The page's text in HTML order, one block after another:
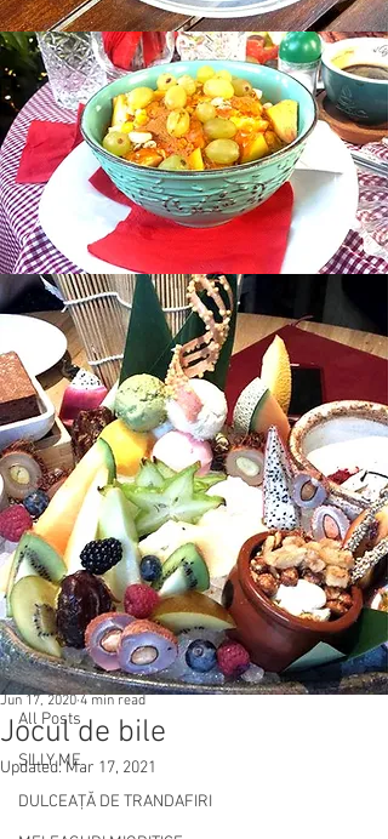
Post
All Posts
SILLY ME
DULCEAȚĂ DE TRANDAFIRI
All Posts
Jocul de bile
Jun 17, 2020 4 min read
Updated:Mar 17, 2021